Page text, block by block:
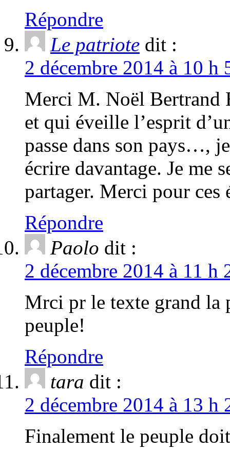
Répondre
Le patriote dit :
2 décembre 2014 à 10
Merci M. Noël Bertrand
et qui éveille l’esprit
passe dans son pays…,
écrire davantage. Je me
partager. Merci pour ces
Répondre
Paolo dit :
2 décembre 2014 à 11
Mrci pr le texte grand la
peuple!
Répondre
tara dit :
2 décembre 2014 à 13
Finalement le peuple